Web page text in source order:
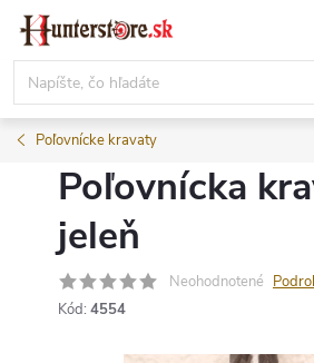
Prejsť
obsah
Poľovnícke kravaty
Poľovnícka
jeleň
Neohodnotené
Kód: 4554